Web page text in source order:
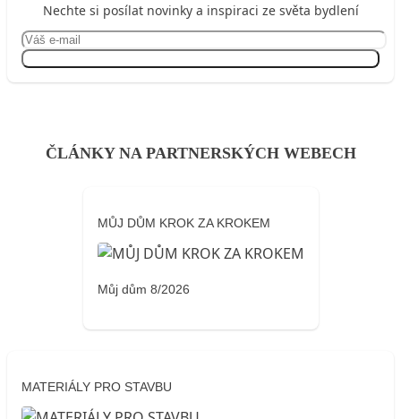
Nechte si posílat novinky a inspiraci ze světa bydlení
ČLÁNKY NA PARTNERSKÝCH WEBECH
MŮJ DŮM KROK ZA KROKEM
Můj dům 8/2026
MATERIÁLY PRO STAVBU